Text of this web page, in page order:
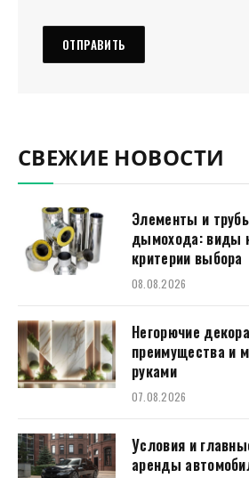
СВЕЖИЕ НОВОСТИ
Элементы и
дымохода: виды
критерии выбора
08.08.2026
Негорючие
преимущества и
руками
07.08.2026
Условия и
аренды